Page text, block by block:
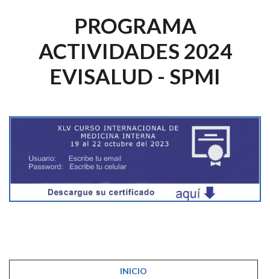
PROGRAMA
ACTIVIDADES 2024
EVISALUD - SPMI
INICIO